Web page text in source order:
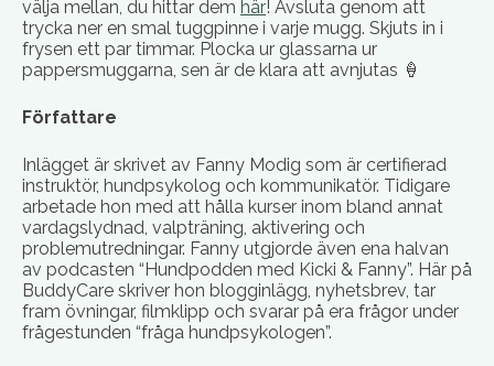
välja mellan, du hittar dem här! Avsluta genom att
trycka ner en smal tuggpinne i varje mugg. Skjuts in i
frysen ett par timmar. Plocka ur glassarna ur
pappersmuggarna, sen är de klara att avnjutas 🍦
Författare
Inlägget är skrivet av Fanny Modig som är certifierad
instruktör, hundpsykolog och kommunikatör. Tidigare
arbetade hon med att hålla kurser inom bland annat
vardagslydnad, valpträning, aktivering och
problemutredningar. Fanny utgjorde även ena halvan
av podcasten “Hundpodden med Kicki & Fanny”. Här på
BuddyCare skriver hon blogginlägg, nyhetsbrev, tar
fram övningar, filmklipp och svarar på era frågor under
frågestunden “fråga hundpsykologen”.